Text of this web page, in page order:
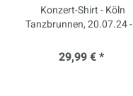
Konzert-Shirt - Köln
Tanzbrunnen, 20.07.24
29,99 € *